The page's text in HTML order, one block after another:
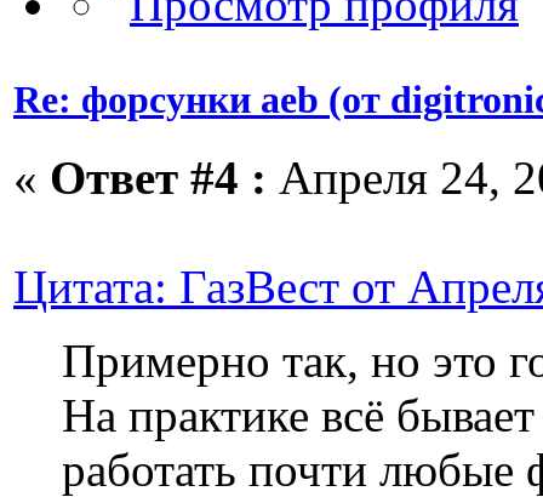
Re: форсунки aeb (от
« Ответ #4 : Апреля 24,
Цитата: ГазВест от
Примерно так, но это
На практике всё
работать почти любые